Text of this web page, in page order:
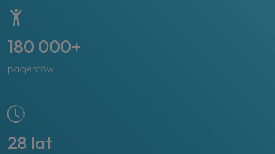
180 000+
pacjentów
28 lat